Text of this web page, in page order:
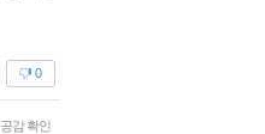
0
공감 확인